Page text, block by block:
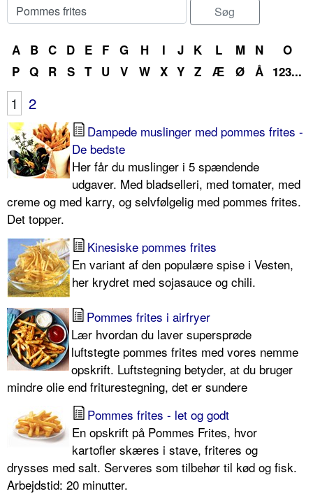
A B C D E F G H I J K L M N
O
P Q R S T U V W X Y Z Æ Ø Å 123...
1 2
Dampede muslinger med pommes frites -
De bedste
Her får du muslinger i 5 spændende
udgaver. Med bladselleri, med tomater, med
creme og med karry, og selvfølgelig med pommes frites.
Det topper.
Kinesiske pommes frites
En variant af den populære spise i Vesten,
her krydret med sojasauce og chili.
Pommes frites i airfryer
Lær hvordan du laver supersprøde
luftstegte pommes frites med vores nemme
opskrift. Luftstegning betyder, at du bruger
mindre olie end friturestegning, det er sundere
Pommes frites - let og godt
En opskrift på Pommes Frites, hvor
kartofler skæres i stave, friteres og
drysses med salt. Serveres som tilbehør til kød og fisk.
Arbejdstid: 20 minutter.